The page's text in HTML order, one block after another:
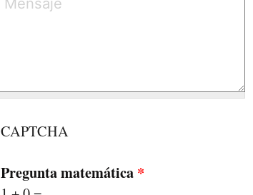
CAPTCHA
Pregunta matemática *